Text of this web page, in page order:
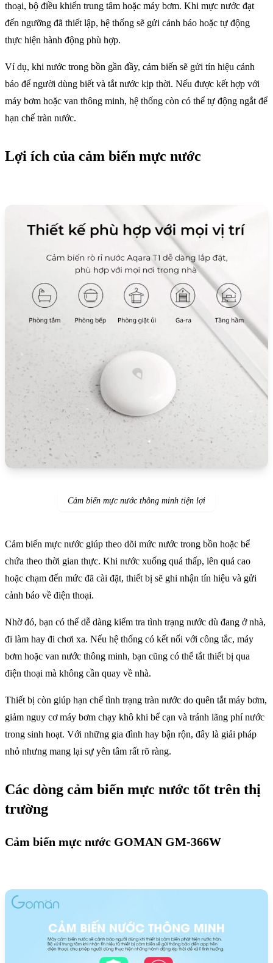
thoại, bộ điều khiển trung tâm hoặc máy bơm. Khi mực nước đạt
đến ngưỡng đã thiết lập, hệ thống sẽ gửi cảnh báo hoặc tự động
thực hiện hành động phù hợp.
Ví dụ, khi nước trong bồn gần đầy, cảm biến sẽ gửi tín hiệu cảnh
báo để người dùng biết và tắt nước kịp thời. Nếu được kết hợp với
máy bơm hoặc van thông minh, hệ thống còn có thể tự động ngắt để
hạn chế tràn nước.
Lợi ích của cảm biến mực nước
Cảm biến mực nước thông minh tiện lợi
Cảm biến mực nước giúp theo dõi mức nước trong bồn hoặc bể
chứa theo thời gian thực. Khi nước xuống quá thấp, lên quá cao
hoặc chạm đến mức đã cài đặt, thiết bị sẽ ghi nhận tín hiệu và gửi
cảnh báo về điện thoại.
Nhờ đó, bạn có thể dễ dàng kiểm tra tình trạng nước dù đang ở nhà,
đi làm hay đi chơi xa. Nếu hệ thống có kết nối với công tắc, máy
bơm hoặc van nước thông minh, bạn cũng có thể tắt thiết bị qua
điện thoại mà không cần quay về nhà.
Thiết bị còn giúp hạn chế tình trạng tràn nước do quên tắt máy bơm,
giảm nguy cơ máy bơm chạy khô khi bể cạn và tránh lãng phí nước
trong sinh hoạt. Với những gia đình hay bận rộn, đây là giải pháp
nhỏ nhưng mang lại sự yên tâm rất rõ ràng.
Các dòng cảm biến mực nước tốt trên thị
trường
Cảm biến mực nước GOMAN GM-366W